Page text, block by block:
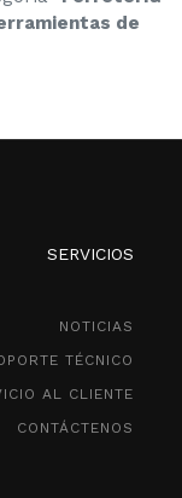
de
SERVICIOS
NOTICIAS
TÉCNICO
AL CLIENTE
CONTÁCTENOS